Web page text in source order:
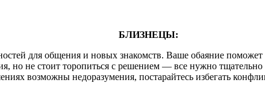
БЛИЗНЕЦЫ:
для общения и новых знакомств. Ваше обаяние
но не стоит торопиться с решением — все нужно
возможны недоразумения, постарайтесь избегать